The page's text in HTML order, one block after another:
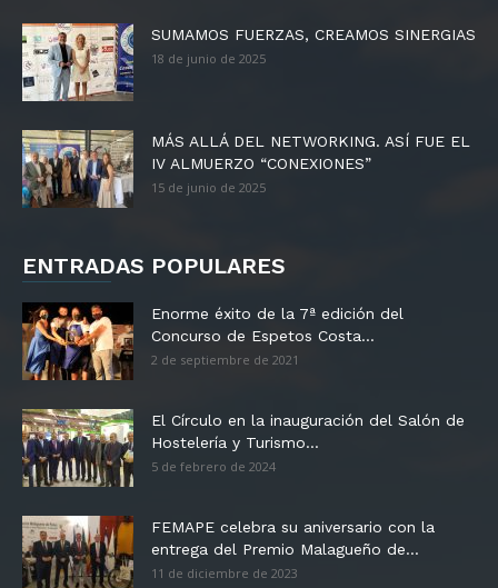
SUMAMOS FUERZAS, CREAMOS SINERGIAS
18 de junio de 2025
MÁS ALLÁ DEL NETWORKING. ASÍ FUE EL
IV ALMUERZO “CONEXIONES”
15 de junio de 2025
ENTRADAS POPULARES
Enorme éxito de la 7ª edición del
Concurso de Espetos Costa...
2 de septiembre de 2021
El Círculo en la inauguración del Salón de
Hostelería y Turismo...
5 de febrero de 2024
FEMAPE celebra su aniversario con la
entrega del Premio Malagueño de...
11 de diciembre de 2023